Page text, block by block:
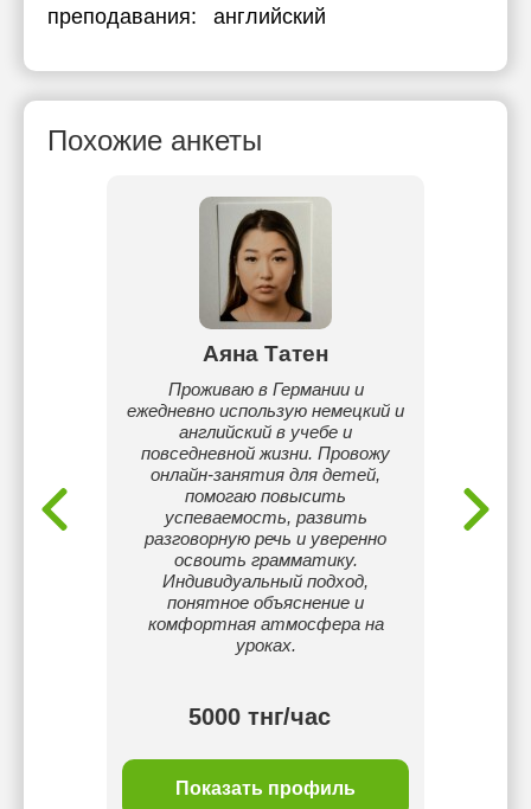
преподавания:
английский
Похожие анкеты
Аяна Татен
Проживаю в Германии и
ежедневно использую немецкий и
английский в учебе и
повседневной жизни. Провожу
онлайн-занятия для детей,
помогаю повысить
успеваемость, развить
разговорную речь и уверенно
освоить грамматику.
Индивидуальный подход,
понятное объяснение и
комфортная атмосфера на
уроках.
5000 тнг/час
Показать профиль